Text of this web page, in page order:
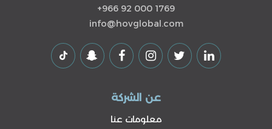
+966 92 000 1769
info@hovglobal.com
عن الشركة
معلومات عنا